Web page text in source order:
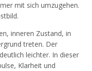
mit sich umzugehen.
inneren Zustand, in
treten. Der
leichter. In dieser
Klarheit und